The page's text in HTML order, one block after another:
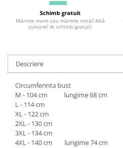
Schimb gratuit
Mărime mare sau mărime mică? Altă
culoare? Ai schimb gratuit!
Descriere
Circumferinta bust
M - 104 cm lungime 68 cm
L - 114 cm
XL - 122 cm
2XL - 130 cm
3XL - 134 cm
4XL - 140 cm lungime 74 cm